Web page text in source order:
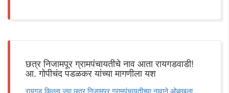
छत्र निजामपूर ग्रामपंचायतीचे नाव आता रायगडवाडी!
आ. गोपीचंद पडळकर यांच्या मागणीला यश
रायगड किल्ला ज्या छत्र निजामपूर ग्रामपंचायतीच्या नावाने ओळखला